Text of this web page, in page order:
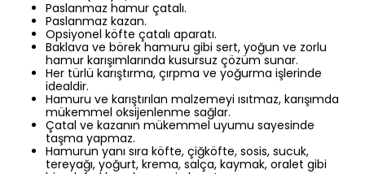
Paslanmaz hamur çatalı.
Paslanmaz kazan.
Opsiyonel köfte çatalı aparatı.
Baklava ve börek hamuru gibi sert, yoğun ve zorlu
hamur karışımlarında kusursuz çözüm sunar.
Her türlü karıştırma, çırpma ve yoğurma işlerinde
idealdir.
Hamuru ve karıştırılan malzemeyi ısıtmaz, karışımda
mükemmel oksijenlenme sağlar.
Çatal ve kazanın mükemmel uyumu sayesinde
taşma yapmaz.
Hamurun yanı sıra köfte, çiğköfte, sosis, sucuk,
tereyağı, yoğurt, krema, salça, kaymak, oralet gibi